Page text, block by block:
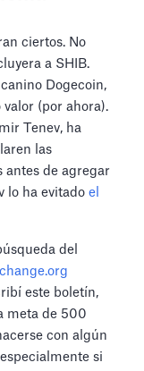
ciertos. No
a SHIB.
Dogecoin,
(por ahora).
Tenev, ha
las
antes de agregar
lo ha evitado el
del
change.org
este boletín,
meta de 500
con algún
si